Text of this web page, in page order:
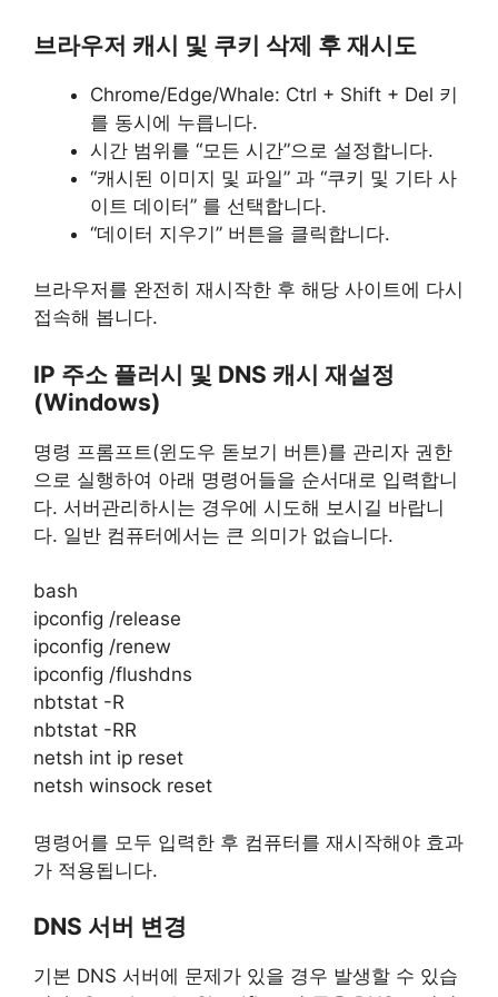
브라우저 캐시 및 쿠키 삭제 후 재시도
Chrome/Edge/Whale: Ctrl + Shift + Del 키
를 동시에 누릅니다.
시간 범위를 “모든 시간”으로 설정합니다.
“캐시된 이미지 및 파일” 과 “쿠키 및 기타 사
이트 데이터” 를 선택합니다.
“데이터 지우기” 버튼을 클릭합니다.
브라우저를 완전히 재시작한 후 해당 사이트에 다시
접속해 봅니다.
IP 주소 플러시 및 DNS 캐시 재설정
(Windows)
명령 프롬프트(윈도우 돋보기 버튼)를 관리자 권한
으로 실행하여 아래 명령어들을 순서대로 입력합니
다. 서버관리하시는 경우에 시도해 보시길 바랍니
다. 일반 컴퓨터에서는 큰 의미가 없습니다.
bash
ipconfig /release
ipconfig /renew
ipconfig /flushdns
nbtstat -R
nbtstat -RR
netsh int ip reset
netsh winsock reset
명령어를 모두 입력한 후 컴퓨터를 재시작해야 효과
가 적용됩니다.
DNS 서버 변경
기본 DNS 서버에 문제가 있을 경우 발생할 수 있습